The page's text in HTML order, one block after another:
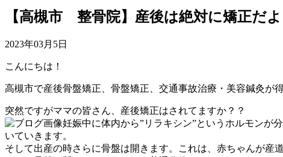
【高槻市 整骨院】産後は絶対に矯正だよ
2023年03月5日
こんにちは！
高槻市で産後骨盤矯正、骨盤矯正、交通事故治療・美容鍼灸が
突然ですがママの皆さん、産後矯正はされてますか？？
妊娠中に体内から”リラキシン”というホルモンが
いていきます。
そして出産の時さらに骨盤は開きます。これは、赤ちゃんが産